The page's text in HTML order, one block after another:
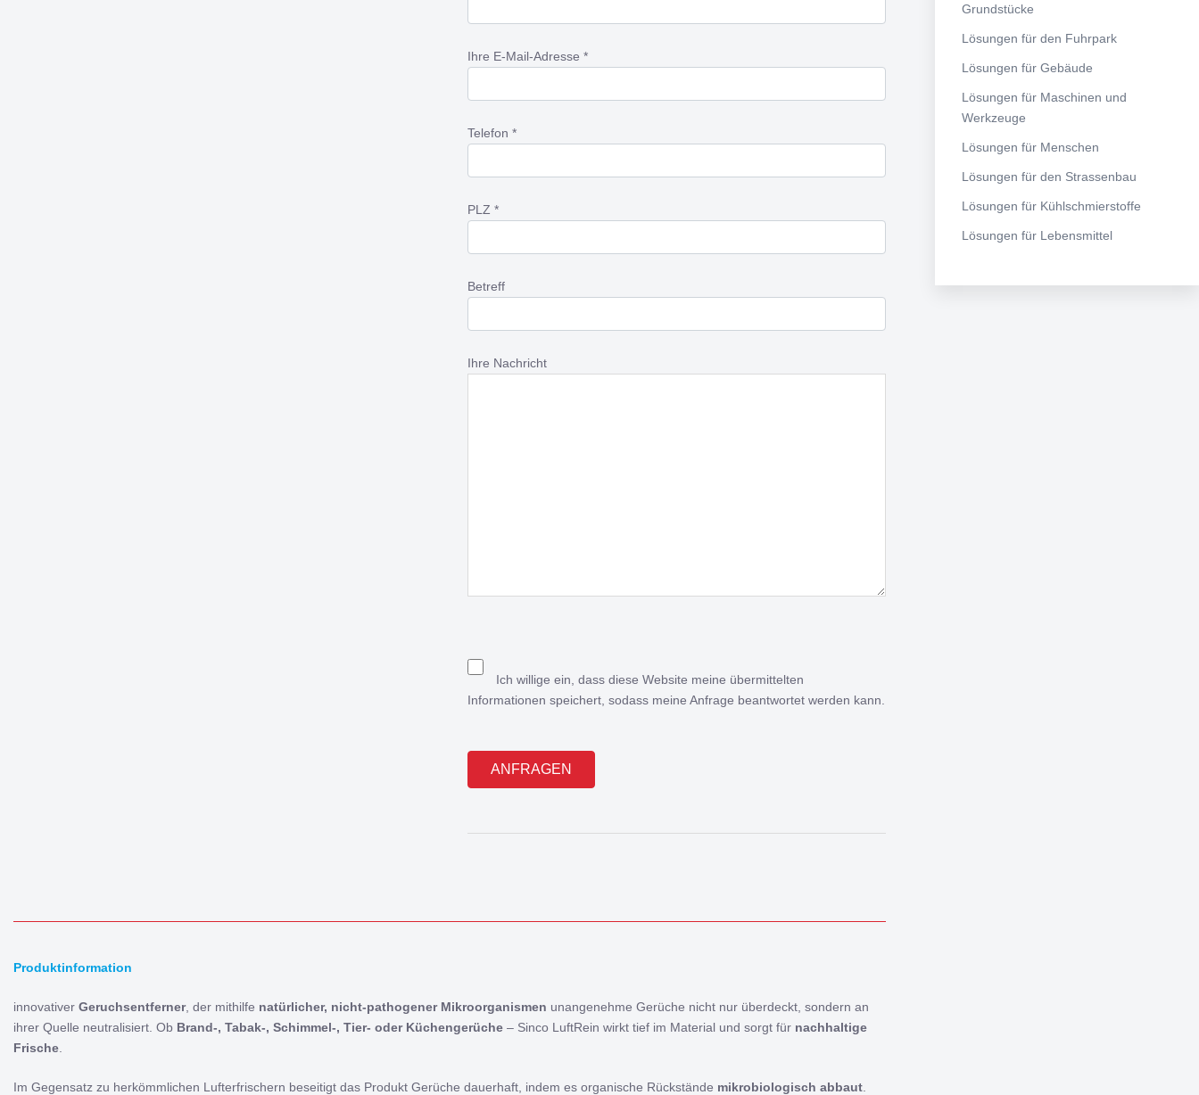
Ihre E-Mail-Adresse *
Telefon *
PLZ *
Betreff
Ihre Nachricht
Ich willige ein, dass diese Website meine übermittelten
Informationen speichert, sodass meine Anfrage beantwortet werden kann.
Produktinformation
innovativer Geruchsentferner, der mithilfe natürlicher, nicht-pathogener Mikroorganismen unangenehme Gerüche nicht nur überdeckt, sondern an
ihrer Quelle neutralisiert. Ob Brand-, Tabak-, Schimmel-, Tier- oder Küchen­gerüche – Sinco LuftRein wirkt tief im Material und sorgt für nachhaltige
Frische
Im Gegensatz zu herkömmlichen Lufterfrischern beseitigt das Produkt Gerüche dauerhaft, indem es organische Rückstände mikrobiologisch abbaut
Grundstücke
Lösungen für den Fuhrpark
Lösungen für Gebäude
Lösungen für Maschinen und
Werkzeuge
Lösungen für Menschen
Lösungen für den Strassenbau
Lösungen für Kühlschmierstoffe
Lösungen für Lebensmittel